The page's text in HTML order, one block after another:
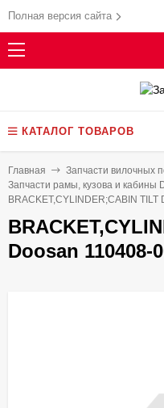
Полная версия сайта
КАТАЛОГ ТОВАРОВ
Главная Запчасти вилочных
Запчасти рамы, кузова и кабины
BRACKET,CYLINDER;CABIN
Doosan 110408-